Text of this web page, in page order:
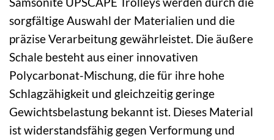
sorgfältige Auswahl der Materialien und die
präzise Verarbeitung gewährleistet. Die äußere
Schale besteht aus einer innovativen
Polycarbonat-Mischung, die für ihre hohe
Schlagzähigkeit und gleichzeitig geringe
Gewichtsbelastung bekannt ist. Dieses Material
ist widerstandsfähig gegen Verformung und